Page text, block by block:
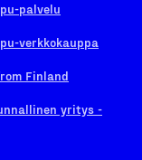
palvelu
verkkokauppa
Finland
yritys -